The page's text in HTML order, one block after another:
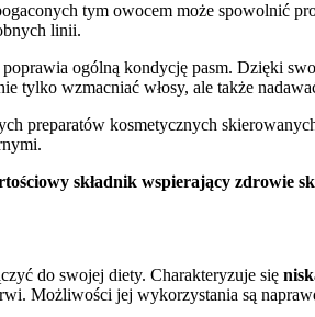
tym owocem może spowolnić
linii.
ogólną kondycję pasm. Dzięki
tylko wzmacniać włosy, ale także
preparatów kosmetycznych
składnik wspierający zdrowie
do swojej diety. Charakteryzuje się
Możliwości jej wykorzystania są